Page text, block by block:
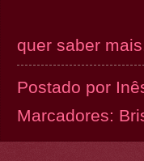
quer saber
Postado por
Marcadores: